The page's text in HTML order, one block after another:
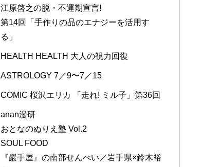
江原啓之の脱・不運期宣言!
第14回「手作りの品のエナジーを活用す
る」
HEALTH HEALTH 大人の視力回復
ASTROLOGY 7／9〜7／15
COMIC 桜沢エリカ 「走れ! ミル子」第36回
anan漫研
おとなのぬりえ塾 Vol.2
SOUL FOOD
『巖手屋』の南部せんべい／岩手県×鈴木裕